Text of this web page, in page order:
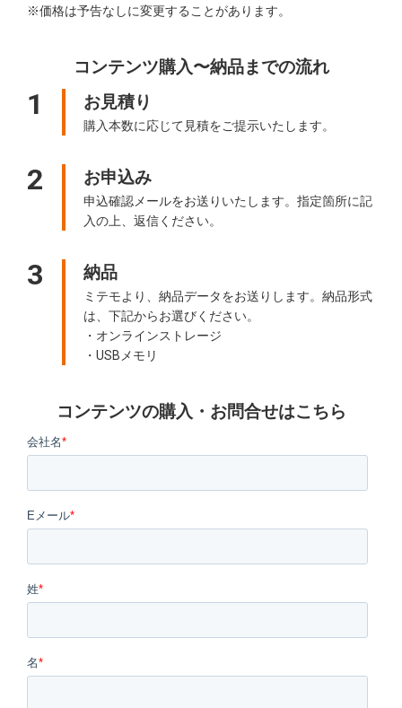
※価格は予告なしに変更することがあります。
コンテンツ購入〜納品までの流れ
1 お見積り
購入本数に応じて見積をご提示いたします。
2 お申込み
申込確認メールをお送りいたします。指定箇所に記
入の上、返信ください。
3 納品
ミテモより、納品データをお送りします。納品形式
は、下記からお選びください。
・オンラインストレージ
・USBメモリ
コンテンツの購入・お問合せはこちら